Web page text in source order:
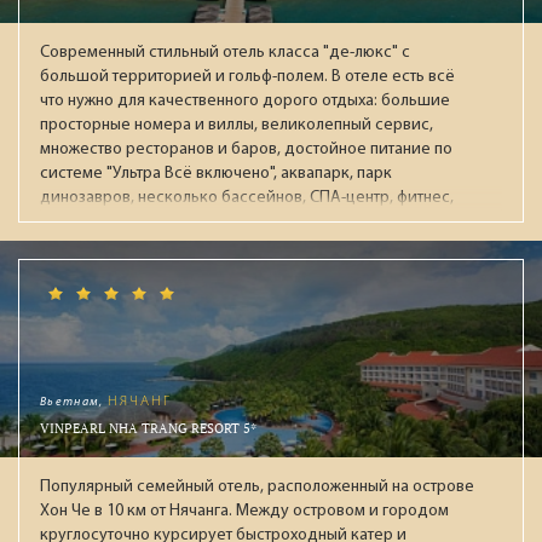
Современный стильный отель класса "де-люкс" с
большой территорией и гольф-полем. В отеле есть всё
что нужно для качественного дорого отдыха: большие
просторные номера и виллы, великолепный сервис,
множество ресторанов и баров, достойное питание по
системе "Ультра Всё включено", аквапарк, парк
динозавров, несколько бассейнов, СПА-центр, фитнес,
ночной клуб, боулинг. Рекомендуется для обеспеченных
пар и отдыха с детьми.
Вьетнам, НЯЧАНГ
VINPEARL NHA TRANG RESORT 5*
Популярный семейный отель, расположенный на острове
Хон Че в 10 км от Нячанга. Между островом и городом
круглосуточно курсирует быстроходный катер и